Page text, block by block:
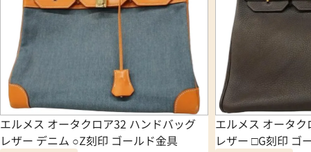
エルメス オータクロア32 ハンドバッグ
レザー デニム ○Z刻印 ゴールド金具
エルメス オータ
レザー □G刻印 ゴ